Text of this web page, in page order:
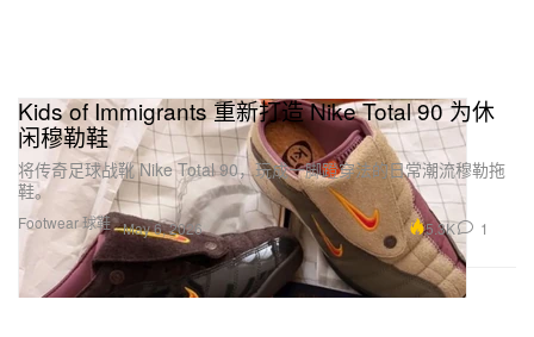
Footwear 球鞋
Kids of Immigrants 重新打造 Nike Total 90 为休
闲穆勒鞋
将传奇足球战靴 Nike Total 90，玩成一脚蹬穿法的日常潮流穆勒拖
鞋。
May 6, 2026 5.3K 1